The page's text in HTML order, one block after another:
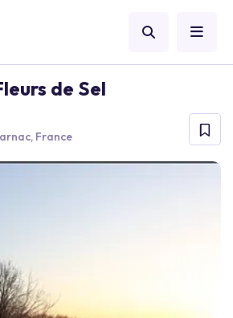
de Sel
France